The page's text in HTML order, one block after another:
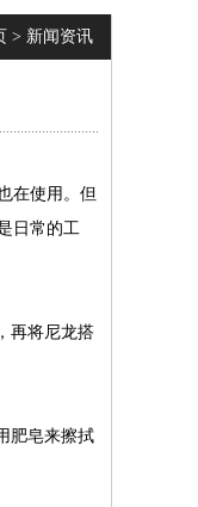
> 新闻资讯
在使用。但
日常的工
再将尼龙搭
肥皂来擦拭